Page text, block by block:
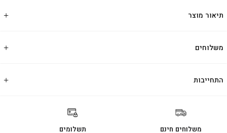
תיאור מוצר
משלוחים
התחייבות
משלוחים חינם
תשלומים